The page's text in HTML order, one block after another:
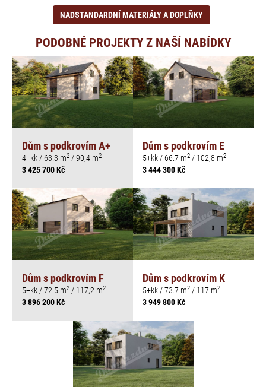
NADSTANDARDNÍ MATERIÁLY A DOPLŇKY
PODOBNÉ PROJEKTY Z NAŠÍ NABÍDKY
Dům s podkrovím A+
4+kk / 63.3 m2 / 90,4 m2
3 425 700 Kč
Dům s podkrovím E
5+kk / 66.7 m2 / 102,8 m2
3 444 300 Kč
Dům s podkrovím F
5+kk / 72.5 m2 / 117,2 m2
3 896 200 Kč
Dům s podkrovím K
5+kk / 73.7 m2 / 117 m2
3 949 800 Kč